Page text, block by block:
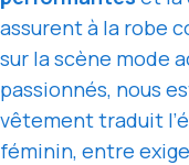
assurent à la robe
sur la scène mode
passionnés, nous
vêtement traduit
féminin, entre